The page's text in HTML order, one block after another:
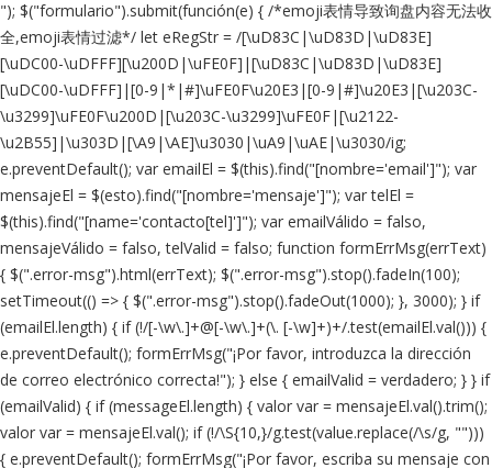
"); $("formulario").submit(función(e) { /*emoji表情导致询盘内容无法收
全,emoji表情过滤*/ let eRegStr = /[\uD83C|\uD83D|\uD83E]
[\uDC00-\uDFFF][\u200D|\uFE0F]|[\uD83C|\uD83D|\uD83E]
[\uDC00-\uDFFF]|[0-9|*|#]\uFE0F\u20E3|[0-9|#]\u20E3|[\u203C-
\u3299]\uFE0F\u200D|[\u203C-\u3299]\uFE0F|[\u2122-
\u2B55]|\u303D|[\A9|\AE]\u3030|\uA9|\uAE|\u3030/ig;
e.preventDefault(); var emailEl = $(this).find("[nombre='email']"); var
mensajeEl = $(esto).find("[nombre='mensaje']"); var telEl =
$(this).find("[name='contacto[tel]']"); var emailVálido = falso,
mensajeVálido = falso, telValid = falso; function formErrMsg(errText)
{ $(".error-msg").html(errText); $(".error-msg").stop().fadeIn(100);
setTimeout(() => { $(".error-msg").stop().fadeOut(1000); }, 3000); } if
(emailEl.length) { if (!/[-\w\.]+@[-\w\.]+(\. [-\w]+)+/.test(emailEl.val())) {
e.preventDefault(); formErrMsg("¡Por favor, introduzca la dirección
de correo electrónico correcta!"); } else { emailValid = verdadero; } } if
(emailValid) { if (messageEl.length) { valor var = mensajeEl.val().trim();
valor var = mensajeEl.val(); if (!/\S{10,}/g.test(value.replace(/\s/g, "")))
{ e.preventDefault(); formErrMsg("¡Por favor, escriba su mensaje con